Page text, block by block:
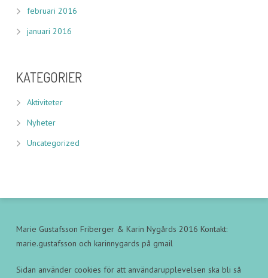
februari 2016
januari 2016
KATEGORIER
Aktiviteter
Nyheter
Uncategorized
Marie Gustafsson Friberger & Karin Nygårds 2016 Kontakt:
marie.gustafsson och karinnygards på gmail
Sidan använder cookies för att användarupplevelsen ska bli så